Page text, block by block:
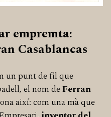
empremta:
Casablancas
un punt de fil que
el nom deFerran
així: com una mà que